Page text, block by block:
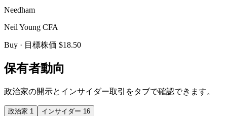
Needham
Neil Young CFA
Buy · 目標株価 $18.50
保有者動向
政治家の開示とインサイダー取引をタブで確認できます。
政治家 1 インサイダー 16